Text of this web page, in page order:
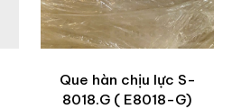
Que hàn chịu lực S-
8018.G ( E8018-G)